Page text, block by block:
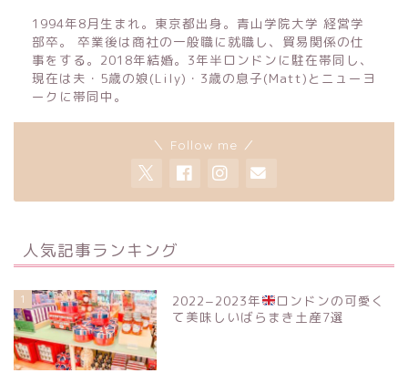
1994年8月生まれ。東京都出身。青山学院大学 経営学
部卒。 卒業後は商社の一般職に就職し、貿易関係の仕
事をする。2018年結婚。3年半ロンドンに駐在帯同し、
現在は夫・5歳の娘(Lily)・3歳の息子(Matt)とニューヨ
ークに帯同中。
＼ Follow me ／
人気記事ランキング
1 2022−2023年
ロンドンの可愛く
て美味しいばらまき土産7選